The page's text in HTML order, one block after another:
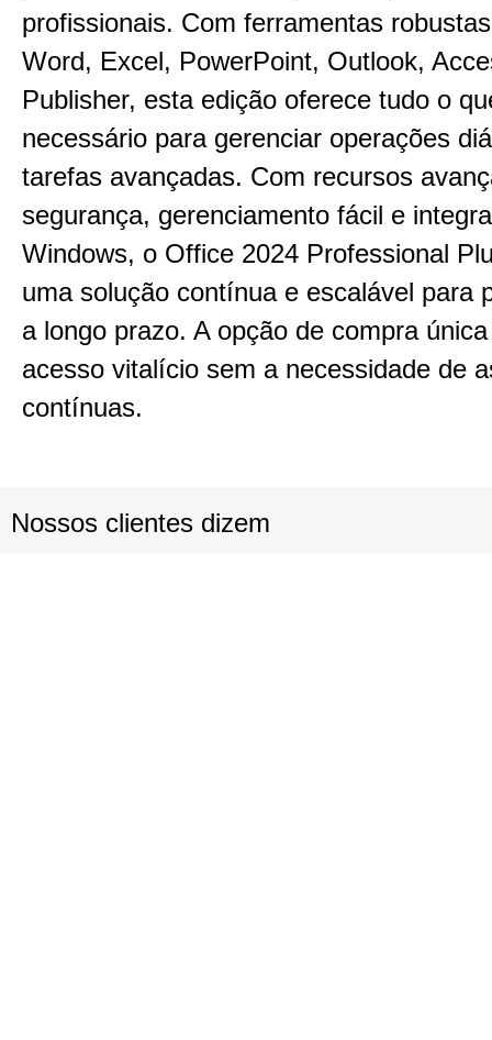
profissionais. Com ferramentas
Word, Excel, PowerPoint, Outlook,
Publisher, esta edição oferece tudo o
necessário para gerenciar operações
tarefas avançadas. Com recursos
segurança, gerenciamento fácil e
Windows, o Office 2024 Professional
uma solução contínua e escalável para
a longo prazo. A opção de compra
acesso vitalício sem a necessidade de
contínuas.
Nossos clientes dizem